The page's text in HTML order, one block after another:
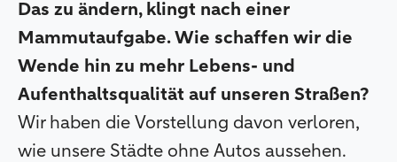
Das zu ändern, klingt nach einer
Mammutaufgabe. Wie schaffen wir die
Wende hin zu mehr Lebens- und
Aufenthaltsqualität auf unseren Straßen?
Wir haben die Vorstellung davon verloren,
wie unsere Städte ohne Autos aussehen.